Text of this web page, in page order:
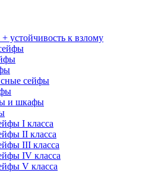
устойчивость к взлому
сейфы
и шкафы
I класса
II класса
III класса
IV класса
V класса